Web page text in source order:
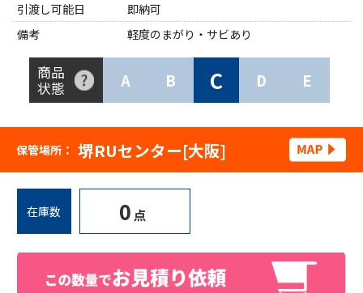
引渡し可能日
即納可
備考
軽度のまがり・サビあり
商品
状態
A B C D E
保管場所： 堺RUセンター[大阪]
在庫数 0 点